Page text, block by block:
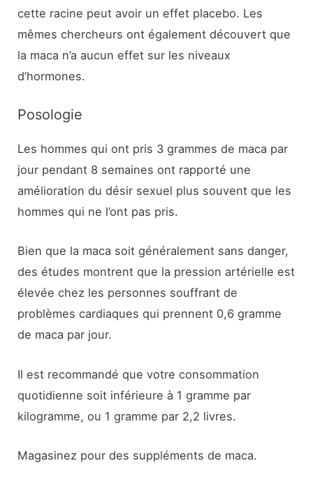
cette racine peut avoir un effet placebo. Les
mêmes chercheurs ont également découvert que
la maca n’a aucun effet sur les niveaux
d’hormones.
Posologie
Les hommes qui ont pris 3 grammes de maca par
jour pendant 8 semaines ont rapporté une
amélioration du désir sexuel plus souvent que les
hommes qui ne l’ont pas pris.
Bien que la maca soit généralement sans danger,
des études montrent que la pression artérielle est
élevée chez les personnes souffrant de
problèmes cardiaques qui prennent 0,6 gramme
de maca par jour.
Il est recommandé que votre consommation
quotidienne soit inférieure à 1 gramme par
kilogramme, ou 1 gramme par 2,2 livres.
Magasinez pour des suppléments de maca.